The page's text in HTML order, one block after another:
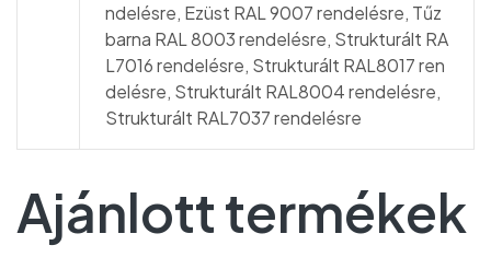
ndelésre, Ezüst RAL 9007 rendelésre, Tűz
barna RAL 8003 rendelésre, Strukturált RA
L7016 rendelésre, Strukturált RAL8017 ren
delésre, Strukturált RAL8004 rendelésre,
Strukturált RAL7037 rendelésre
Ajánlott termékek